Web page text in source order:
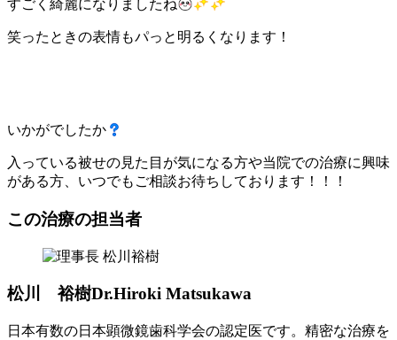
すごく綺麗になりましたね
笑ったときの表情もパっと明るくなります！
いかがでしたか
入っている被せの見た目が気になる方や当院での治療に興味
がある方、いつでもご相談お待ちしております！！！
この治療の担当者
松川 裕樹Dr.Hiroki Matsukawa
日本有数の日本顕微鏡歯科学会の認定医です。精密な治療を